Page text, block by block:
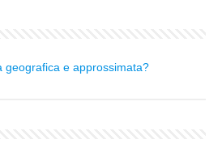
geografica e approssimata?